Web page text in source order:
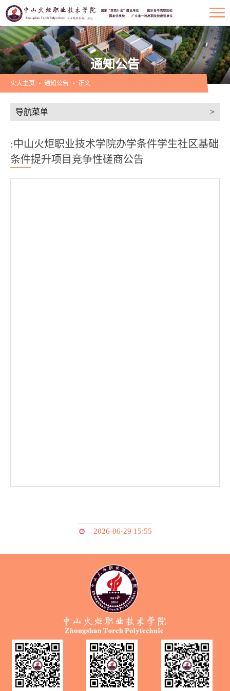
通知公告
火大主页 通知公告 正文
导航菜单 >
:中山火炬职业技术学院办学条件学生社区基础
条件提升项目竞争性磋商公告
2026-06-29 15:55